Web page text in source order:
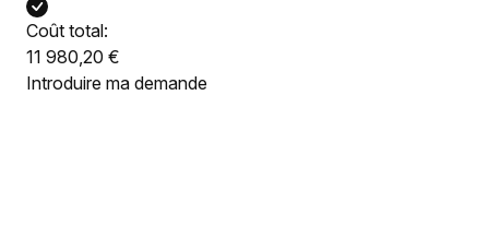
Coût total:
11 980,20 €
Introduire ma demande